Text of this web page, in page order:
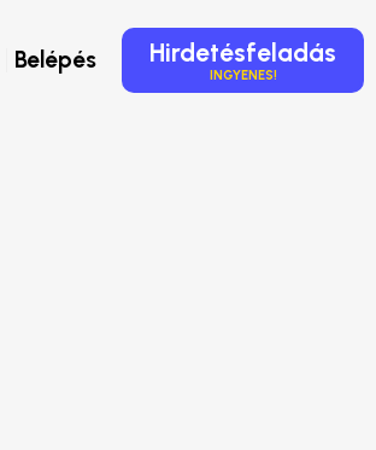
Hirdetésfeladás
INGYENES!
Belépés